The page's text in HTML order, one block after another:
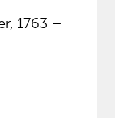
1763 –